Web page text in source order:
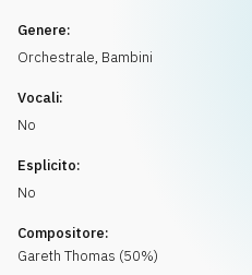
Genere:
Orchestrale, Bambini
Vocali:
No
Esplicito:
No
Compositore:
Gareth Thomas (50%)